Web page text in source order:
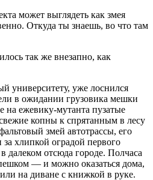
может выглядеть как змея
Откуда ты знаешь, во что там
так же внезапно, как
университету, уже лоснился
в ожидании грузовика мешки
на ежевику-мутанта пузатые
копны к спрятанным в лесу
змей автотрассы, его
за хлипкой оградой первого
далеком отсюда городе. Полчаса
— и можно оказаться дома,
на диване с книжкой в руке.